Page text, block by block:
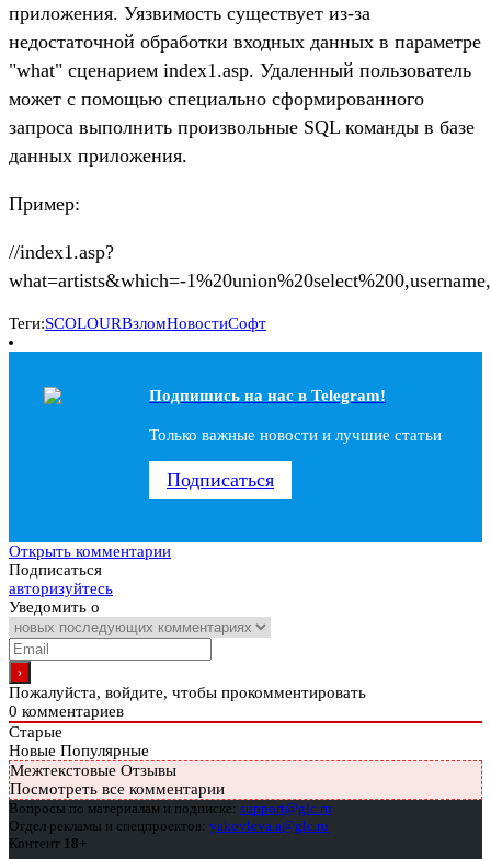
приложения. Уязвимость существует из-за
недостаточной обработки входных данных в параметре
"what" сценарием index1.asp. Удаленный пользователь
может с помощью специально сформированного
запроса выполнить произвольные SQL команды в базе
данных приложения.
Пример:
//index1.asp?
what=artists&which=-
Теги:SCOLOURВзломНовостиСофт
Подпишись на наc в Telegram!
Только важные новости и лучшие статьи
Подписаться
Открыть комментарии
Подписаться
авторизуйтесь
Уведомить о
Пожалуйста, войдите, чтобы прокомментировать
0 комментариев
Старые
Новые Популярные
Межтекстовые Отзывы
Посмотреть все комментарии
Вопросы по материалам и подписке: support@glc.ru
Отдел рекламы и спецпроектов: yakovleva.a@glc.ru
Контент 18+